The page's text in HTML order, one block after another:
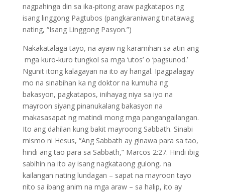
nagpahinga din sa ika-pitong araw pagkatapos ng
isang linggong Pagtubos (pangkaraniwang tinatawag
nating, “Isang Linggong Pasyon.”)
Nakakatalaga tayo, na ayaw ng karamihan sa atin ang
mga kuro-kuro tungkol sa mga ‘utos’ o ‘pagsunod.’
Ngunit itong kalagayan na ito ay hangal. Ipagpalagay
mo na sinabihan ka ng doktor na kumuha ng
bakasyon, pagkatapos, inihayag niya sa iyo na
mayroon siyang pinanukalang bakasyon na
makasasapat ng matindi mong mga pangangailangan.
Ito ang dahilan kung bakit mayroong Sabbath. Sinabi
mismo ni Hesus, “Ang Sabbath ay ginawa para sa tao,
hindi ang tao para sa Sabbath,” Marcos 2:27. Hindi ibig
sabihin na ito ay isang nagkataong gulong, na
kailangan nating lundagan – sapat na mayroon tayo
nito sa ibang anim na mga araw – sa halip, ito ay